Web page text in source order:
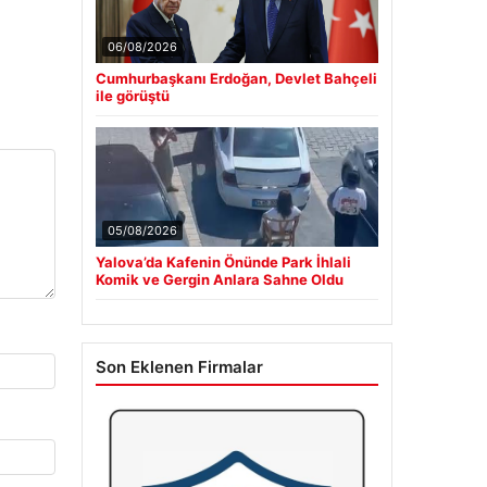
06/08/2026
Cumhurbaşkanı Erdoğan, Devlet Bahçeli
ile görüştü
05/08/2026
Yalova’da Kafenin Önünde Park İhlali
Komik ve Gergin Anlara Sahne Oldu
Son Eklenen Firmalar